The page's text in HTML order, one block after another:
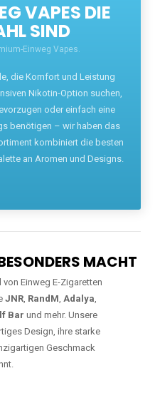
VAPES DIE
SIND
Einweg Vapes.
die Komfort und Leistung
Nikotin-Option suchen,
oder einfach eine
benötigen – wir haben das
kombiniert die besten
an Aromen und Designs.
MACHT
Einweg E-Zigaretten
JNR, RandM, Adalya,
Bar und mehr. Unsere
Design, ihre starke
Geschmack